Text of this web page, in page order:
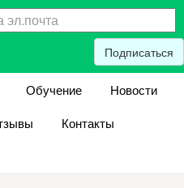
Подписаться
Обучение
Новости
Контакты